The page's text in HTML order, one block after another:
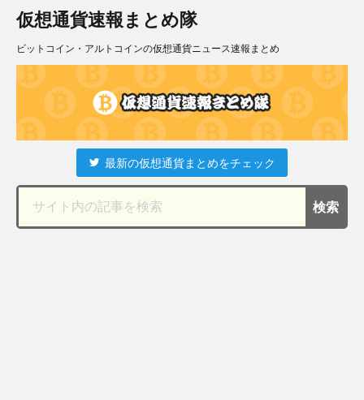
仮想通貨速報まとめ隊
ビットコイン・アルトコインの仮想通貨ニュース速報まとめ
最新の仮想通貨まとめをチェック